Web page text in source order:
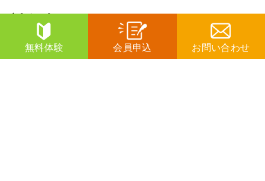
対象者
無料体験 会員申込 お問い合わせ